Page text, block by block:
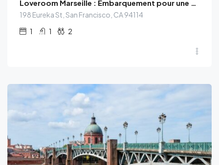
198 Eureka St, San Francisco, CA 94114
1
1 2